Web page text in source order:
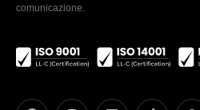
comunicazione.